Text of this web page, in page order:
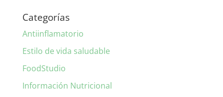
Categorías
Antiinflamatorio
Estilo de vida saludable
FoodStudio
Información Nutricional